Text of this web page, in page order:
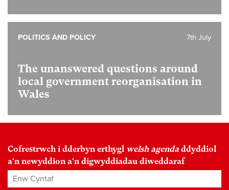
The unanswered questions around
local government reorganisation in
Wales
7th July
POLITICS AND POLICY
Cofrestrwch i dderbyn erthygl welsh agenda ddyddiol
a'n newyddion a'n digwyddiadau diweddaraf
Enw Cyntaf